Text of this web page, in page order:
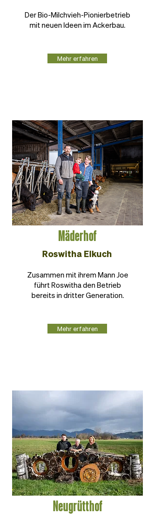
Der Bio-Milchvieh-Pionierbetrieb
mit neuen Ideen im Ackerbau.
Mehr erfahren
Mäderhof
Roswitha Elkuch
Zusammen mit ihrem Mann Joe
führt Roswitha den Betrieb
bereits in dritter Generation.
Mehr erfahren
Neugrütthof